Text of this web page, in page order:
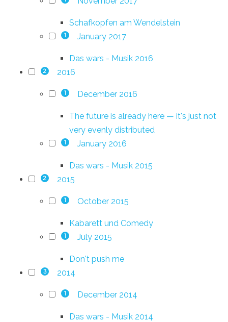
Schafkopfen am Wendelstein
1 January 2017
Das wars - Musik 2016
2 2016
1 December 2016
The future is already here — it's just not
very evenly distributed
1 January 2016
Das wars - Musik 2015
2 2015
1 October 2015
Kabarett und Comedy
1 July 2015
Don't push me
3 2014
1 December 2014
Das wars - Musik 2014